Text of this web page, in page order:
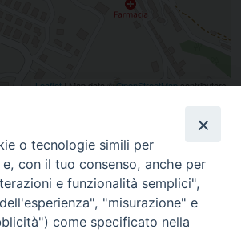
Leaflet| Map data ©OpenStreetMapcontributors
o tecnologie simili per
con il tuo consenso, anche per
e funzionalità semplici",
"misurazione" e
come specificato nella